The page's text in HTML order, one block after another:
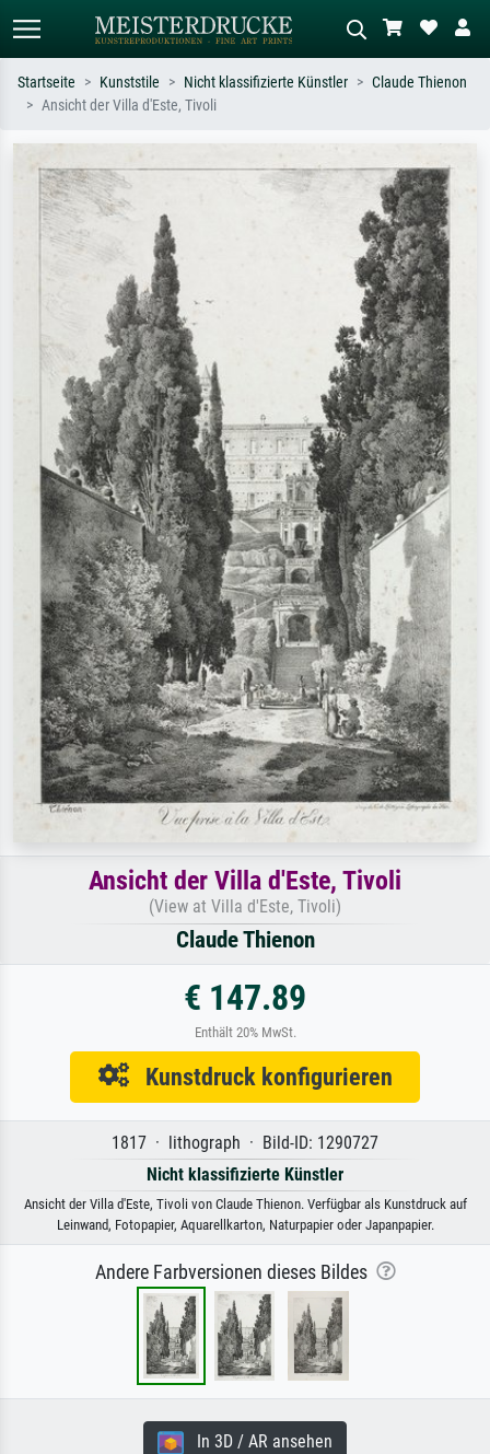
Suchen Sie nach Künstlern, Werktiteln
oder Stilen – z.B. Monet,
Sternennacht, Impressionismus, Welle
Hokusai, Akt.
Beschreiben Sie die Szene – z.B. Grüne
Wiese, Abstrakt mit viel Rot, Dunkles
Ölgemälde, Stehender Akt neben einem
Baum.
Startseite Kunststile Nicht klassifizierte Künstler
Claude Thienon
Ansicht der Villa d'Este, Tivoli
Ansicht der Villa d'Este, Tivoli
(View at Villa d'Este, Tivoli)
Claude Thienon
€ 147.89
Enthält 20% MwSt.
Kunstdruck konfigurieren
1817 · lithograph · Bild-ID: 1290727
Nicht klassifizierte Künstler
Ansicht der Villa d'Este, Tivoli von Claude Thienon. Verfügbar als Kunstdruck auf
Leinwand, Fotopapier, Aquarellkarton, Naturpapier oder Japanpapier.
Andere Farbversionen dieses Bildes
In 3D / AR ansehen